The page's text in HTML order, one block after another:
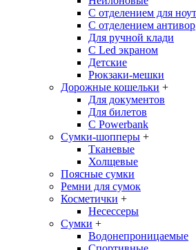
С отделением для
С отделением антивор
Для ручной клади
С Led экраном
Детские
Рюкзаки-мешки
Дорожные кошельки +
Для документов
Для билетов
С Powerbank
Сумки-шопперы +
Тканевые
Холщевые
Поясные сумки
Ремни для сумок
Косметички +
Несессеры
Сумки +
Водонепроницаемые